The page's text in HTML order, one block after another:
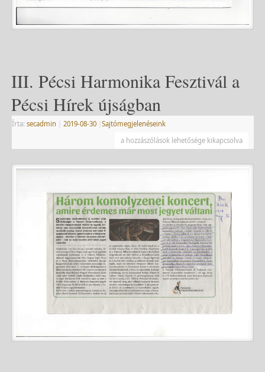
III. Pécsi Harmonika Fesztivál a
Pécsi Hírek újságban
Írta: secadmin 2019-08-30
Sajtómegjelenéseink
a hozzászólások lehetősége kikapcsolva